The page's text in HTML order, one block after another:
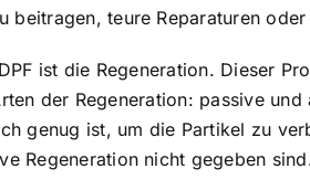
beitragen, teure Reparaturen
ist die Regeneration. Dieser
der Regeneration: passive
genug ist, um die Partikel zu
Regeneration nicht gegeben